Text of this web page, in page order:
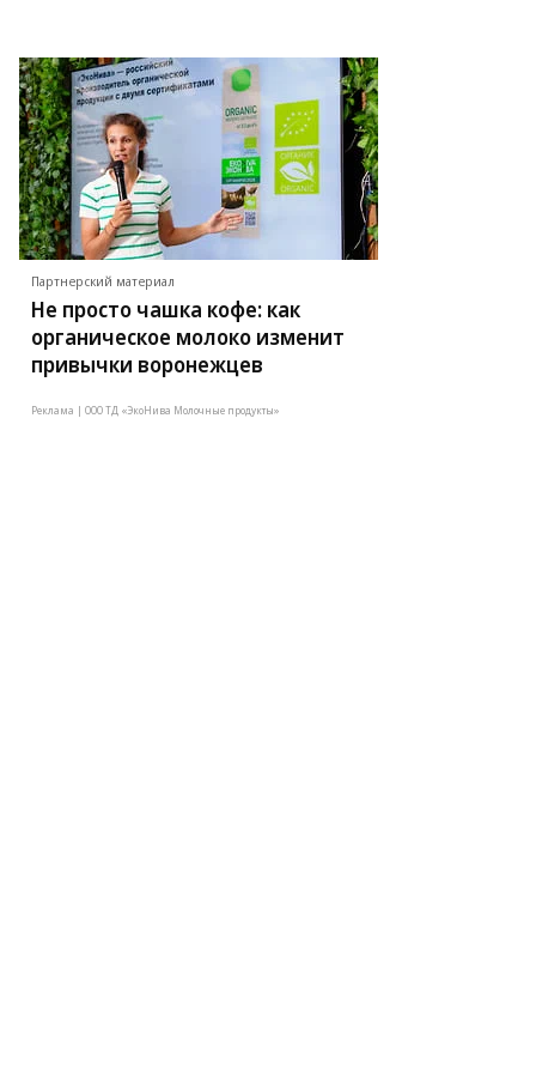
Партнерский материал
Не просто чашка кофе: как
органическое молоко изменит
привычки воронежцев
Реклама | ООО ТД «ЭкоНива Молочные продукты»